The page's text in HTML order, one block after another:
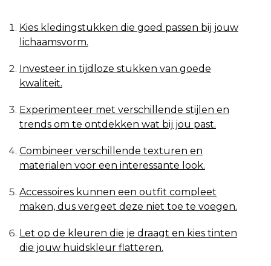
Kies kledingstukken die goed passen bij jouw
lichaamsvorm.
Investeer in tijdloze stukken van goede
kwaliteit.
Experimenteer met verschillende stijlen en
trends om te ontdekken wat bij jou past.
Combineer verschillende texturen en
materialen voor een interessante look.
Accessoires kunnen een outfit compleet
maken, dus vergeet deze niet toe te voegen.
Let op de kleuren die je draagt en kies tinten
die jouw huidskleur flatteren.